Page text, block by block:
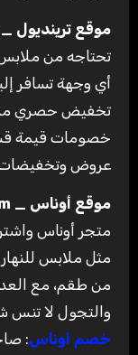
موقع ترينديول _ Trendyol.com
تحتاجه من
أي وجهة تسافر
تخفيض حصري
خصومات قيمة
عروض وتخفيضات
موقع أوناس _ Ounass.com
متجر أوناس
مثل ملابس
من طقم، مع
والتجول لا تنس
خصم اوناس: